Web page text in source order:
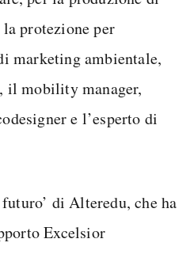
protezione per
marketing ambientale,
il mobility manager,
e l’esperto di
di Alteredu, che ha
Excelsior